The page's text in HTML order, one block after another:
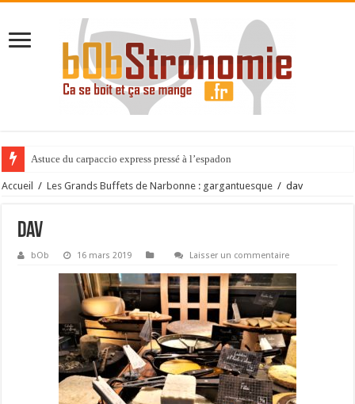
Astuce du carpaccio express pressé à l’espadon
Accueil / Les Grands Buffets de Narbonne : gargantuesque / dav
dav
bOb 16 mars 2019 Laisser un commentaire